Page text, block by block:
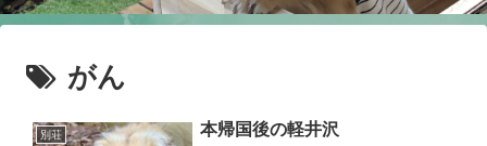
がん
別荘 本帰国後の軽井沢